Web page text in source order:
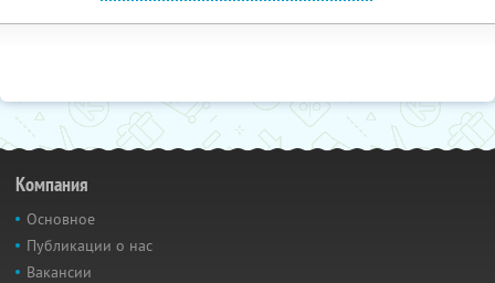
Компания
Основное
Публикации о нас
Вакансии